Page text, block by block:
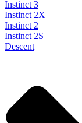
Instinct 3
Instinct 2X
Instinct 2
Instinct 2S
Descent